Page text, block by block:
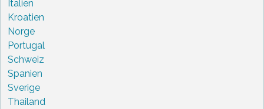
Italien
Kroatien
Norge
Portugal
Schweiz
Spanien
Sverige
Thailand